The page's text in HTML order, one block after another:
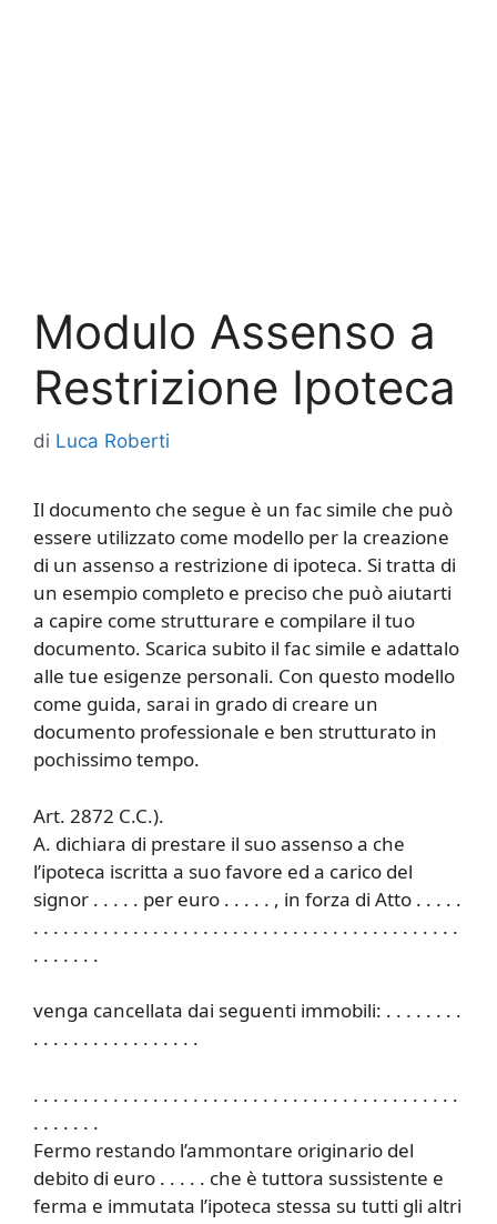
Modulo Assenso a
Restrizione Ipoteca
di Luca Roberti
Il documento che segue è un fac simile che può
essere utilizzato come modello per la creazione
di un assenso a restrizione di ipoteca. Si tratta di
un esempio completo e preciso che può aiutarti
a capire come strutturare e compilare il tuo
documento. Scarica subito il fac simile e adattalo
alle tue esigenze personali. Con questo modello
come guida, sarai in grado di creare un
documento professionale e ben strutturato in
pochissimo tempo.
Art. 2872 C.C.).
A. dichiara di prestare il suo assenso a che
l’ipoteca iscritta a suo favore ed a carico del
signor . . . . . per euro . . . . . , in forza di Atto . . . . .
. . . . . . . . . . . . . . . . . . . . . . . . . . . . . . . . . . . . . . . . . . .
. . . . . . .
venga cancellata dai seguenti immobili: . . . . . . . .
. . . . . . . . . . . . . . . . .
. . . . . . . . . . . . . . . . . . . . . . . . . . . . . . . . . . . . . . . . . . .
. . . . . . .
Fermo restando l’ammontare originario del
debito di euro . . . . . che è tuttora sussistente e
ferma e immutata l’ipoteca stessa su tutti gli altri